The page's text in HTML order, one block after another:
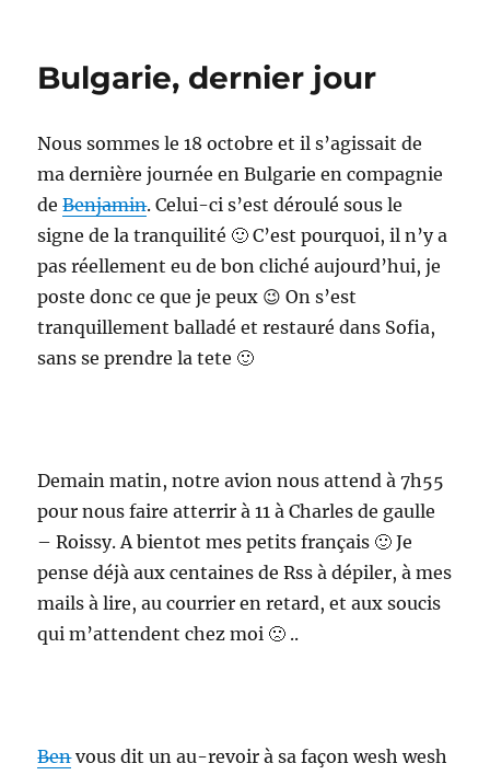
Bulgarie, dernier jour
Nous sommes le 18 octobre et il s’agissait de
ma dernière journée en Bulgarie en compagnie
deBenjamin. Celui-ci s’est déroulé sous le
signe de la tranquilité 🙂 C’est pourquoi, il n’y a
pas réellement eu de bon cliché aujourd’hui, je
poste donc ce que je peux 😉 On s’est
tranquillement balladé et restauré dans Sofia,
sans se prendre la tete 🙂
Demain matin, notre avion nous attend à 7h55
pour nous faire atterrir à 11 à Charles de gaulle
– Roissy. A bientot mes petits français 🙂 Je
pense déjà aux centaines de Rss à dépiler, à mes
mails à lire, au courrier en retard, et aux soucis
qui m’attendent chez moi 🙁 ..
Benvous dit un au-revoir à sa façon wesh wesh